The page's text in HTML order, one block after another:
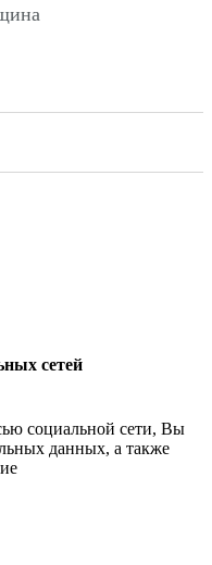
сетей
социальной сети, Вы
данных, а также